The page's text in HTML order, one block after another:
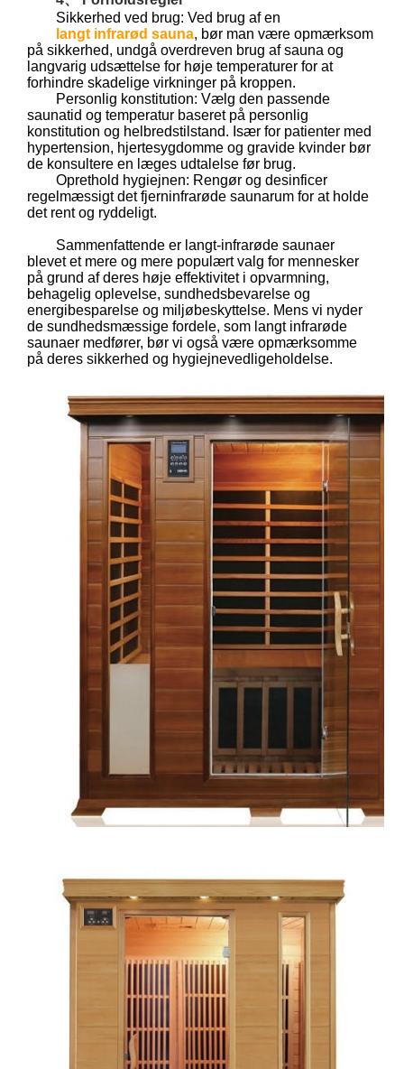
Sikkerhed ved brug: Ved brug af en
langt infrarød sauna, bør man være opmærksom
på sikkerhed, undgå overdreven brug af sauna og
langvarig udsættelse for høje temperaturer for at
forhindre skadelige virkninger på kroppen.
Personlig konstitution: Vælg den passende
saunatid og temperatur baseret på personlig
konstitution og helbredstilstand. Især for patienter med
hypertension, hjertesygdomme og gravide kvinder bør
de konsultere en læges udtalelse før brug.
Oprethold hygiejnen: Rengør og desinficer
regelmæssigt det fjerninfrarøde saunarum for at holde
det rent og ryddeligt.
Sammenfattende er langt-infrarøde saunaer
blevet et mere og mere populært valg for mennesker
på grund af deres høje effektivitet i opvarmning,
behagelig oplevelse, sundhedsbevarelse og
energibesparelse og miljøbeskyttelse. Mens vi nyder
de sundhedsmæssige fordele, som langt infrarøde
saunaer medfører, bør vi også være opmærksomme
på deres sikkerhed og hygiejnevedligeholdelse.